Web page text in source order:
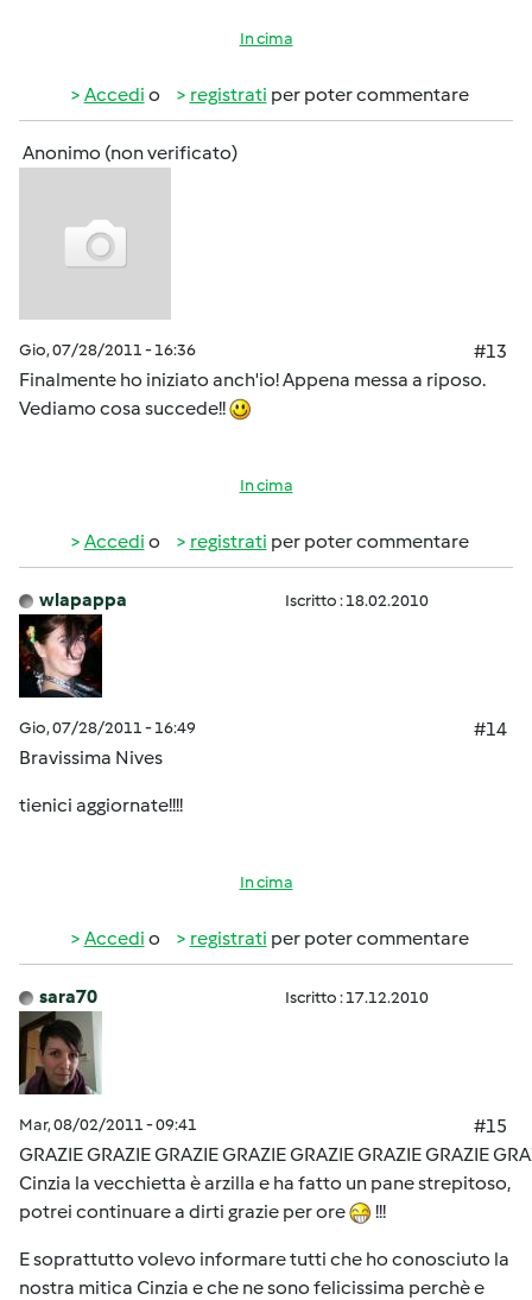
In cima
Accedi o registrati per poter commentare
Anonimo (non verificato)
Gio, 07/28/2011 - 16:36
#13
Finalmente ho iniziato anch'io! Appena messa a riposo.
Vediamo cosa succede!!
In cima
Accedi o registrati per poter commentare
wlapappa Iscritto : 18.02.2010
Gio, 07/28/2011 - 16:49
#14
Bravissima Nives
tienici aggiornate!!!!
In cima
Accedi o registrati per poter commentare
sara70 Iscritto : 17.12.2010
Mar, 08/02/2011 - 09:41
#15
GRAZIE GRAZIE GRAZIE GRAZIE GRAZIE GRAZIE GRAZIE
Cinzia la vecchietta è arzilla e ha fatto un pane strepitoso,
potrei continuare a dirti grazie per ore
!!!
E soprattutto volevo informare tutti che ho conosciuto la
nostra mitica Cinzia e che ne sono felicissima perchè e